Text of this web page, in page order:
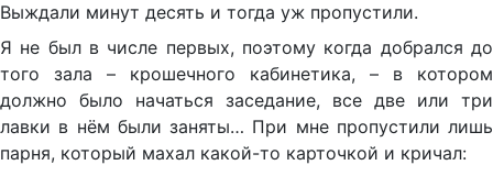
Выждали минут десять и тогда уж пропустили.
Я не был в числе первых, поэтому когда добрался до
того зала – крошечного кабинетика, – в котором
должно было начаться заседание, все две или три
лавки в нём были заняты… При мне пропустили лишь
парня, который махал какой-то карточкой и кричал: